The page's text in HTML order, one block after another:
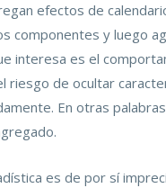
efectos de
componentes y luego
interesa es el
de ocultar
En otras
es de por sí